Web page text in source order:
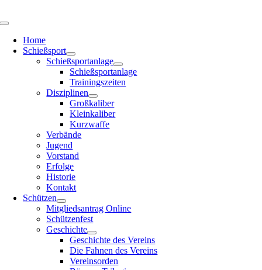
Inhalt
Toggle
NavigationHome
Schießsport
Schießsportanlage
Schießsportanlage
Trainingszeiten
Disziplinen
Großkaliber
Kleinkaliber
Kurzwaffe
Verbände
Jugend
Vorstand
Erfolge
Historie
Kontakt
Schützen
Mitgliedsantrag Online
Schützenfest
Geschichte
Geschichte des Vereins
Die Fahnen des Vereins
Vereinsorden